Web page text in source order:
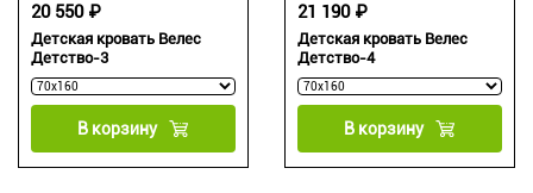
Детская кровать Велес
Детство-3
20 550 ₽
В корзину
Детская кровать Велес
Детство-4
21 190 ₽
В корзину